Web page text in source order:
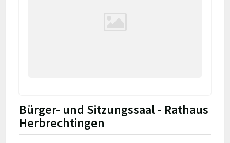
Bürger- und Sitzungssaal - Rathaus
Herbrechtingen